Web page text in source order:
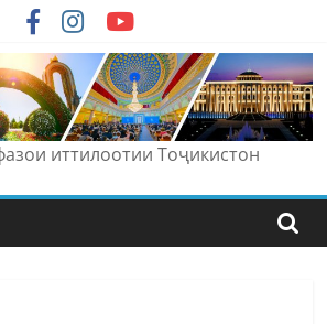
иттилоотии Тоҷикистон